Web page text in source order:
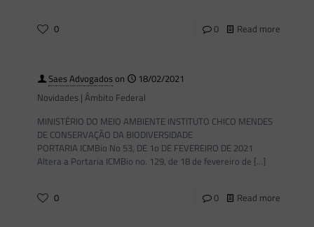
0 0 Read more
Saes Advogadoson
18/02/2021
Novidades | Âmbito Federal
MINISTÉRIO DO MEIO AMBIENTE INSTITUTO CHICO MENDES
DE CONSERVAÇÃO DA BIODIVERSIDADE
PORTARIA ICMBio No 53, DE 1o DE FEVEREIRO DE 2021
Altera a Portaria ICMBio no. 129, de 18 de fevereiro de […]
0 0 Read more